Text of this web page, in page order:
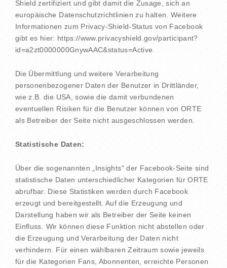
Shield zertifiziert und gibt damit die Zusage, sich an
europäische Datenschutzrichtlinien zu halten. Weitere
Informationen zum Privacy-Shield-Status von Facebook
gibt es hier: https://www.privacyshield.gov/participant?
id=a2zt0000000GnywAAC&status=Active.
Die Übermittlung und weitere Verarbeitung
personenbezogener Daten der Benutzer in Drittländer,
wie z.B. die USA, sowie die damit verbundenen
eventuellen Risiken für die Benutzer können von ORTE
als Betreiber der Seite nicht ausgeschlossen werden.
Statistische Daten:
Über die sogenannten „Insights“ der Facebook-Seite sind
statistische Daten unterschiedlicher Kategorien für ORTE
abrufbar. Diese Statistiken werden durch Facebook
erzeugt und bereitgestellt. Auf die Erzeugung und
Darstellung haben wir als Betreiber der Seite keinen
Einfluss. Wir können diese Funktion nicht abstellen oder
die Erzeugung und Verarbeitung der Daten nicht
verhindern. Für einen wählbaren Zeitraum sowie jeweils
für die Kategorien Fans, Abonnenten, erreichte Personen